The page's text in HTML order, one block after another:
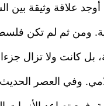
أوجد علاقة وثيقة
ومن ثم لم تكن
كانت ولا تزال جزءا
وفي العصر